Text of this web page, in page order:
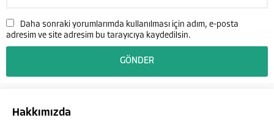
Daha sonraki yorumlarımda kullanılması için adım, e-posta
adresim ve site adresim bu tarayıcıya kaydedilsin.
Hakkımızda